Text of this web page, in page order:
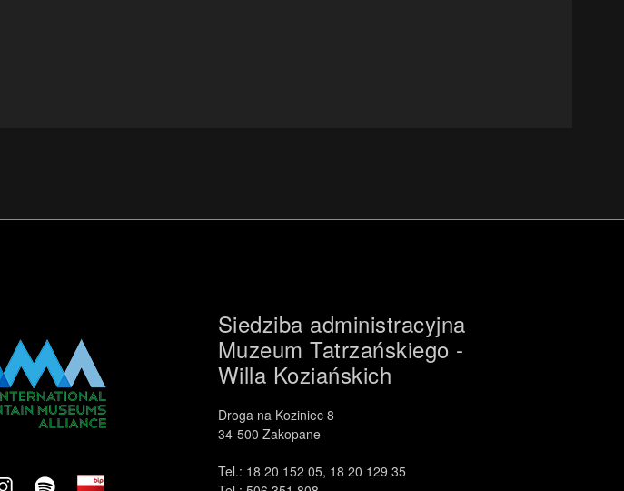
Siedziba administracyjna
Muzeum Tatrzańskiego -
Willa Koziańskich
Droga na Koziniec 8
34-500 Zakopane
Tel.: 18 20 152 05, 18 20 129 35